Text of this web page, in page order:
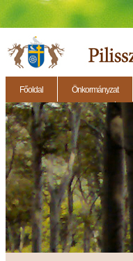
Főoldal Önkormányzat
2014.11.27. - Testületi ülés